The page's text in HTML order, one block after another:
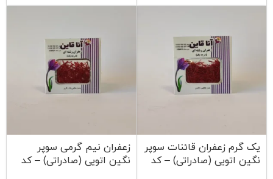
یک گرم زعفران قائنات سوپر
نگین اتویی (صادراتی) – کد
زعفران نیم گرمی سوپر
نگین اتویی (صادراتی) – کد